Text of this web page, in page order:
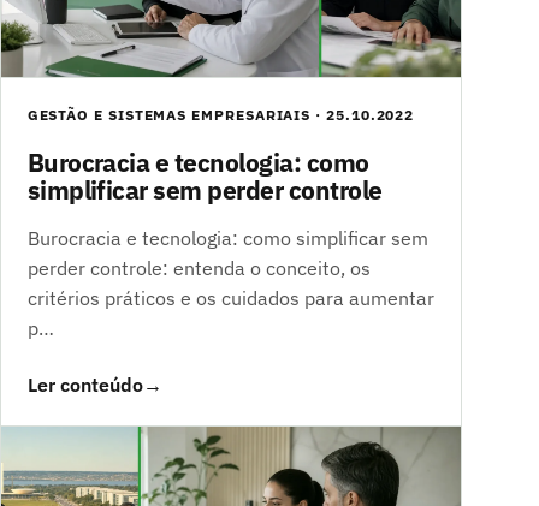
GESTÃO E SISTEMAS EMPRESARIAIS · 25.10.2022
Burocracia e tecnologia: como
simplificar sem perder controle
Burocracia e tecnologia: como simplificar sem
perder controle: entenda o conceito, os
critérios práticos e os cuidados para aumentar
p…
Ler conteúdo→